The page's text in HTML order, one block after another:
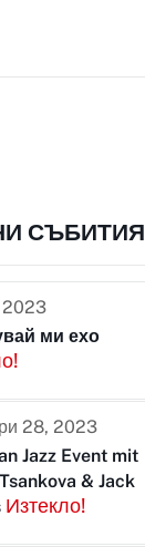
СЪБИТИЯ
2023
ми ехо
28, 2023
Jazz Event mit
& Jack
Изтекло!